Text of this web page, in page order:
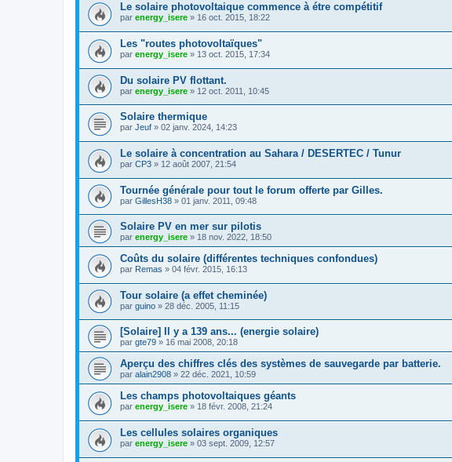
Le solaire photovoltaique commence à étre compétitif
par energy_isere » 16 oct. 2015, 18:22
Les "routes photovoltaïques"
par energy_isere » 13 oct. 2015, 17:34
Du solaire PV flottant.
par energy_isere » 12 oct. 2011, 10:45
Solaire thermique
par Jeuf » 02 janv. 2024, 14:23
Le solaire à concentration au Sahara / DESERTEC / Tunur
par CP3 » 12 août 2007, 21:54
Tournée générale pour tout le forum offerte par Gilles.
par GillesH38 » 01 janv. 2011, 09:48
Solaire PV en mer sur pilotis
par energy_isere » 18 nov. 2022, 18:50
Coûts du solaire (différentes techniques confondues)
par Remas » 04 févr. 2015, 16:13
Tour solaire (a effet cheminée)
par guino » 28 déc. 2005, 11:15
[Solaire] Il y a 139 ans... (energie solaire)
par gte79 » 16 mai 2008, 20:18
Aperçu des chiffres clés des systèmes de sauvegarde par batterie.
par alain2908 » 22 déc. 2021, 10:59
Les champs photovoltaiques géants
par energy_isere » 18 févr. 2008, 21:24
Les cellules solaires organiques
par energy_isere » 03 sept. 2009, 12:57